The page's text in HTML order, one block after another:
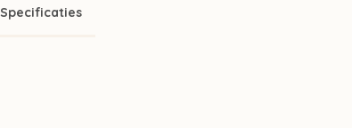
Specificaties